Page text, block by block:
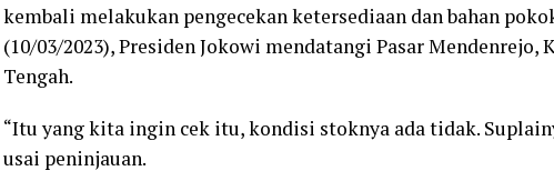
kembali melakukan pengecekan ketersediaan dan bahan
(10/03/2023), Presiden Jokowi mendatangi Pasar Mendenrejo,
Tengah.
“Itu yang kita ingin cek itu, kondisi stoknya ada tidak.
usai peninjauan.